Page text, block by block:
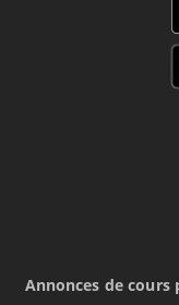
Annonces de cours